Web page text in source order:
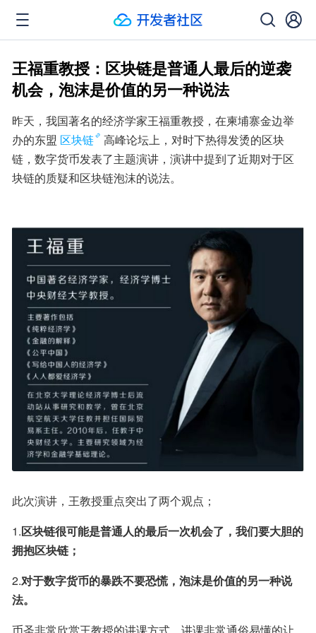
王福重教授：区块链是普通人最后的逆袭
机会，泡沫是价值的另一种说法
昨天，我国著名的经济学家王福重教授，在柬埔寨金边举
办的东盟 区块链
高峰论坛上，对时下热得发烫的区块
链，数字货币发表了主题演讲，演讲中提到了近期对于区
块链的质疑和区块链泡沫的说法。
此次演讲，王教授重点突出了两个观点；
1.区块链很可能是普通人的最后一次机会了，我们要大胆的
拥抱区块链；
2.对于数字货币的暴跌不要恐慌，泡沫是价值的另一种说
法。